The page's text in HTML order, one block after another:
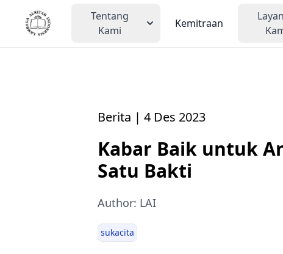
Tentang
Kami
Kemitraan
Berita | 4 Des 2023
Kabar Baik untuk
Satu Bakti
Author: LAI
sukacita